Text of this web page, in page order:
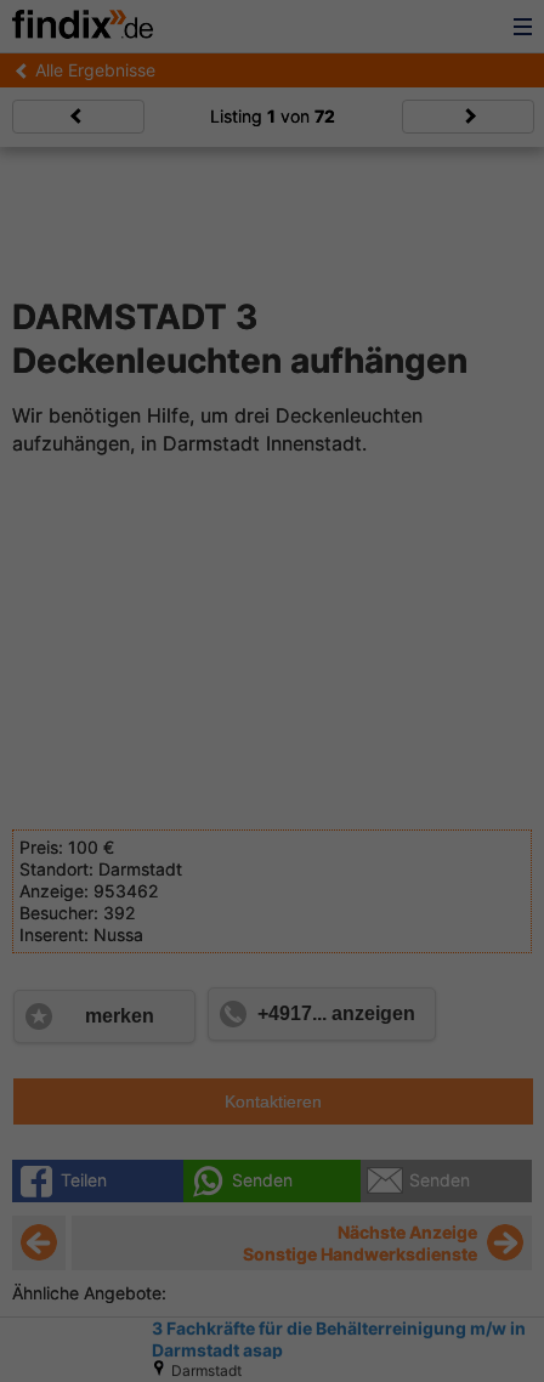
Alle Ergebnisse
Listing 1 von 72
DARMSTADT 3
Deckenleuchten aufhängen
Wir benötigen Hilfe, um drei Deckenleuchten
aufzuhängen, in Darmstadt Innenstadt.
Preis: 100 €
Standort: Darmstadt
Anzeige: 953462
Besucher: 392
Inserent: Nussa
merken +4917... anzeigen
Kontaktieren
Teilen Senden Senden
Nächste Anzeige
Sonstige Handwerksdienste
Ähnliche Angebote:
3 Fachkräfte für die Behälterreinigung m/w in
Darmstadt asap
Darmstadt